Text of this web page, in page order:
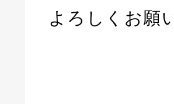
よろしくお願